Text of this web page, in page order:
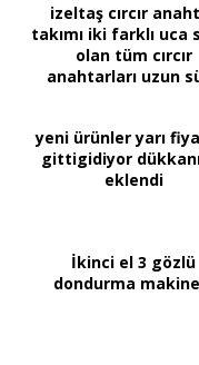
izeltaş cırcır
takımı iki farklı uca
olan tüm cırcır
anahtarları uzun
yeni ürünler yarı
gittigidiyor
eklendi
İkinci el 3 gözlü
dondurma